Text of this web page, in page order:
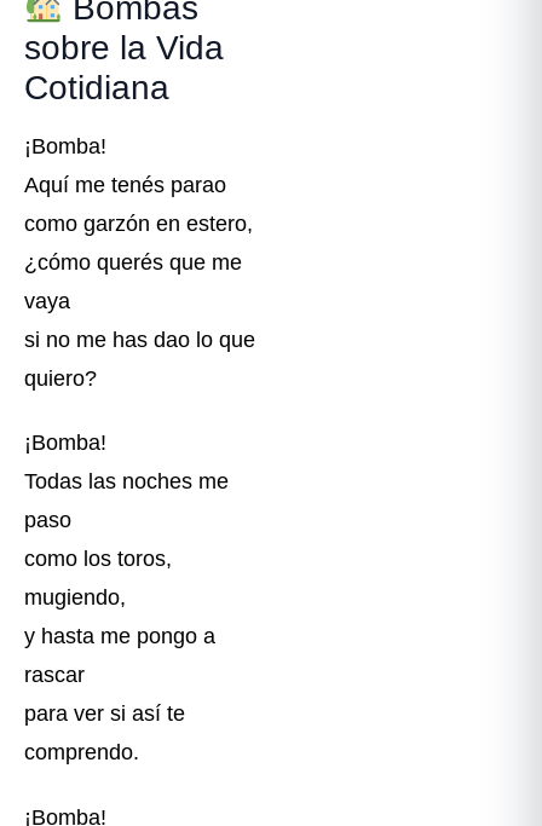
Bombas
sobre la Vida
Cotidiana
¡Bomba!
Aquí me tenés parao
como garzón en estero,
¿cómo querés que me
vaya
si no me has dao lo que
quiero?
¡Bomba!
Todas las noches me
paso
como los toros,
mugiendo,
y hasta me pongo a
rascar
para ver si así te
comprendo.
¡Bomba!